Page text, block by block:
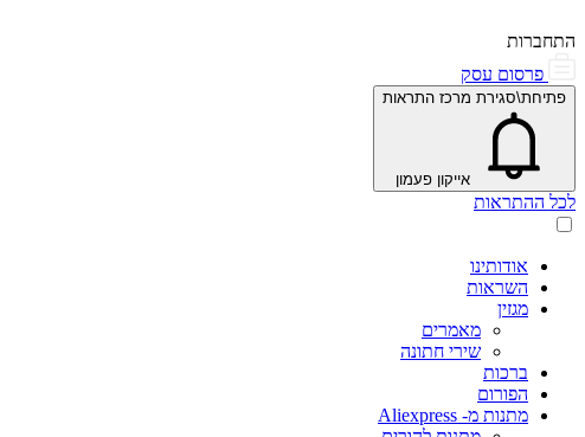
התחברות
פרסום עסק
פתיחת\סגירת מרכז התראות
אייקון פעמון
לכל ההתראות
אודותינו
השראות
מגזין
מאמרים
שירי חתונה
ברכות
הפורום
מתנות מ- Aliexpress